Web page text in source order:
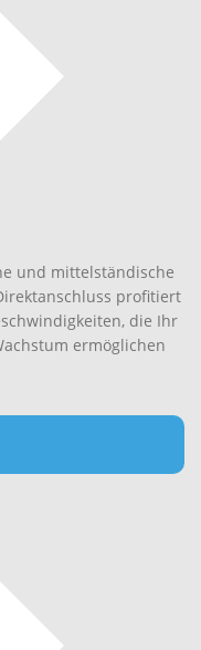
und mittelständische
profitiert
die Ihr
ermöglichen